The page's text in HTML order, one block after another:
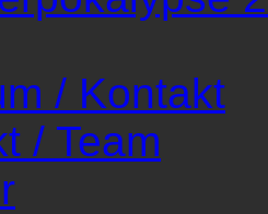
/ Kontakt
/ Team